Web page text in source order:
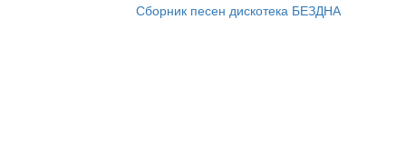
Сборник песен дискотека БЕЗДНА